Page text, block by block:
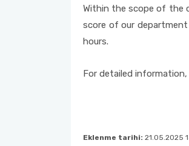
Within the scope of the
score of our
hours.
For detailed information,
Eklenme tarihi: 21.05.2025
Kalite Yönetim Takvimi